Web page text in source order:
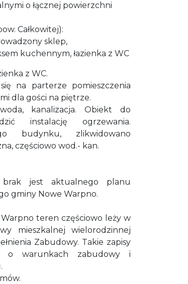
o łącznej powierzchni
Całkowitej):
sklep,
kuchennym, łazienka z WC
z WC.
na parterze pomieszczenia
dla gości na piętrze.
kanalizacja. Obiekt do
instalację ogrzewania.
budynku, zlikwidowano
częściowo wod.- kan.
jest aktualnego planu
gminy Nowe Warpno.
teren częściowo leży w
mieszkalnej wielorodzinnej
Zabudowy. Takie zapisy
o warunkach zabudowy i